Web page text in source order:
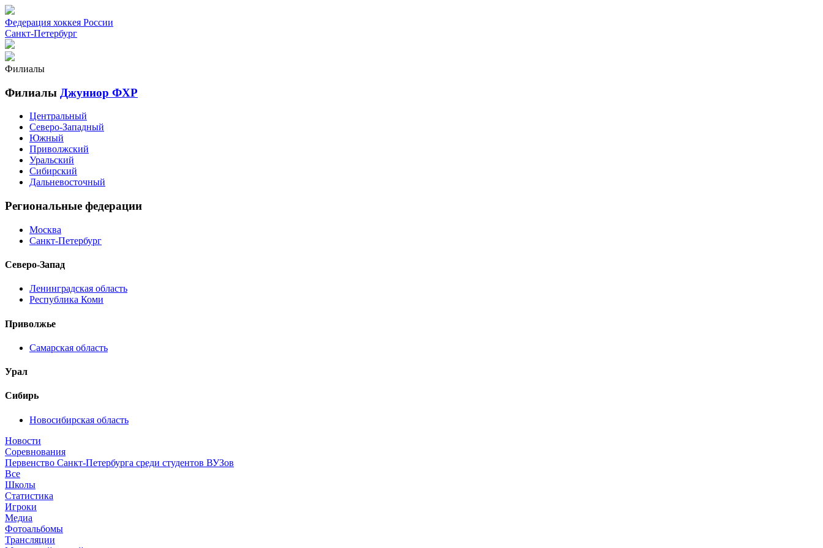
Федерация хоккея России
Санкт-Петербург
Филиалы
Филиалы Джуниор ФХР
Центральный
Северо-Западный
Южный
Приволжский
Уральский
Сибирский
Дальневосточный
Региональные федерации
Москва
Санкт-Петербург
Северо-Запад
Ленинградская область
Республика Коми
Приволжье
Самарская область
Урал
Сибирь
Новосибирская область
Новости
Соревнования
Первенство Санкт-Петербурга среди студентов ВУЗов
Все
Школы
Статистика
Игроки
Медиа
Фотоальбомы
Трансляции